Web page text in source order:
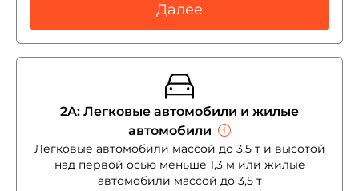
Далее
2A: Легковые автомобили и жилые
автомобили
Легковые автомобили массой до 3,5 т и высотой
над первой осью меньше 1,3 м или жилые
автомобили массой до 3,5 т